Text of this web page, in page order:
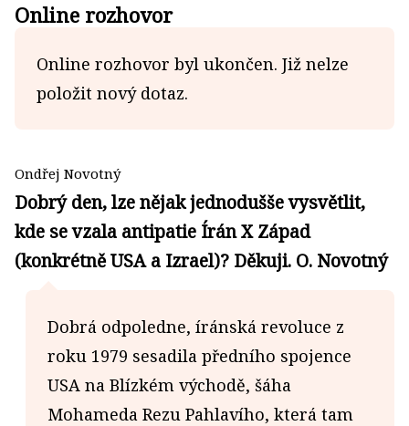
Online rozhovor
Online rozhovor byl ukončen. Již nelze
položit nový dotaz.
Ondřej Novotný
Dobrý den, lze nějak jednodušše vysvětlit,
kde se vzala antipatie Írán X Západ
(konkrétně USA a Izrael)? Děkuji. O. Novotný
Dobrá odpoledne, íránská revoluce z
roku 1979 sesadila předního spojence
USA na Blízkém východě, šáha
Mohameda Rezu Pahlavího, která tam